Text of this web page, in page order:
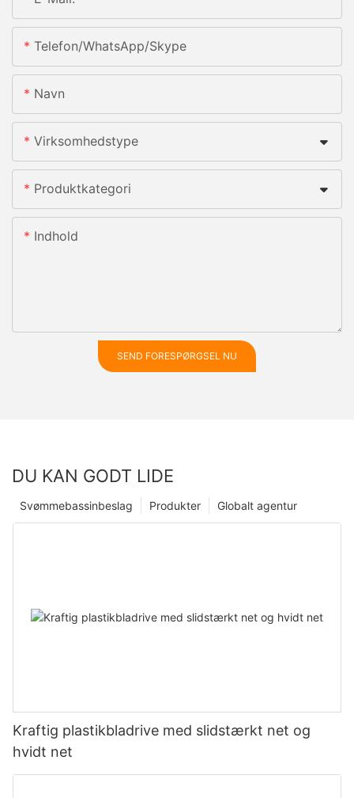
Telefon/whatsApp/skype
Navn
Virksomhedstype
Produktkategori
Indhold
SEND FORESPØRGSEL NU
DU KAN GODT LIDE
Globalt agentur
Produkter
Svømmebassinbeslag
Kraftig plastikbladrive med slidstærkt net og
hvidt net